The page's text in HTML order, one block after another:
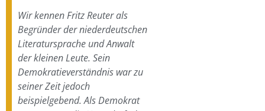
Wir kennen Fritz Reuter als
Begründer der niederdeutschen
Literatursprache und Anwalt
der kleinen Leute. Sein
Demokratieverständnis war zu
seiner Zeit jedoch
beispielgebend. Als Demokrat